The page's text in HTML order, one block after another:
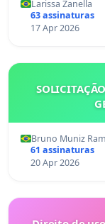
Larissa Zanella
63 assinaturas
17 Apr 2026
Bruno Muniz
61 assinaturas
20 Apr 2026